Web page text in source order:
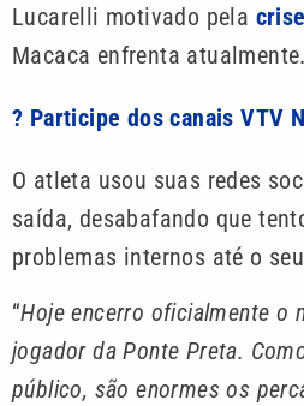
Lucarelli motivado pela
Macaca enfrenta atualmente.
? Participe dos canais VTV
O atleta usou suas redes
saída, desabafando que
problemas internos até o
“Hoje encerro oficialmente o
jogador da Ponte Preta.
público, são enormes os